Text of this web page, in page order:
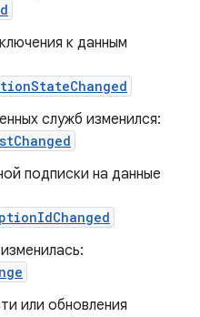
к данным
служб изменился:
подписки на данные
или обновления